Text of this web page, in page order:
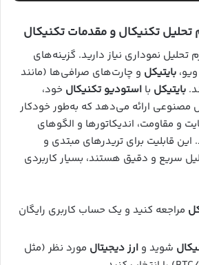
تحلیل نموداری نیاز دارید. گزینه‌های
بایتیکل و چارت‌های صرافی‌ها (مانند
بایتیکل با استودیو تکنیکال خود،
مصنوعی ارائه می‌دهد که به‌طور خودکار
و مقاومت، اندیکاتورها و الگوهای
قابلیت برای تریدرهای مبتدی و
سریع و دقیق هستند، بسیار کاربردی
مراجعه کنید و یک حساب کاربری رایگان
شوید و ارز دیجیتال مورد نظر (مثل